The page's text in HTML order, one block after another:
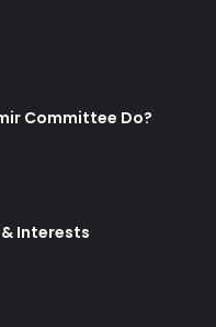
Committee Do?
& Interests